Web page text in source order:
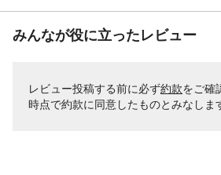
みんなが役に立ったレビュー
レビュー投稿する前に必ず約款をご確
時点で約款に同意したものとみなしま